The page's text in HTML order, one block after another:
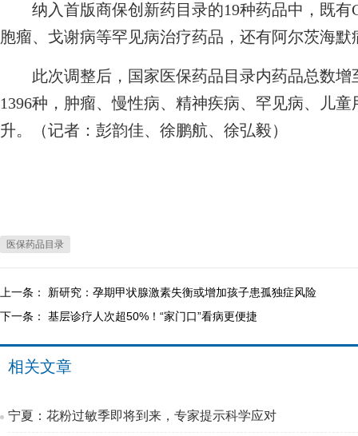
纳入首版商保创新药目录的19种药品中，既有
胞瘤、戈谢病等罕见病治疗药品，还有阿尔茨海默
此次调整后，国家医保药品目录内药品总数增
1396种，肿瘤、慢性病、精神疾病、罕见病、儿
升。（记者：彭韵佳、徐鹏航、徐弘毅）
医保药品目录
上一条： 新研究：孕期甲状腺激素失衡或增加孩子患孤独症风险
下一条： 基层诊疗人次超50%！“家门口”看病更便捷
相关文章
宁夏：花粉过敏季即将到来，专家提示科学应对